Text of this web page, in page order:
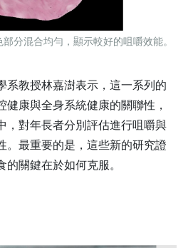
分混合均勻，顯示較好的咀嚼效能。
系教授林嘉澍表示，這一系列的
康與全身系統健康的關聯性，
，對年長者分別評估進行咀嚼與
。最重要的是，這些新的研究證
關鍵在於如何克服。